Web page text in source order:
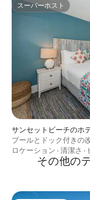
スーパーホスト
スーパーホスト
サンセットビーチのホ
プールとドック付きの
ロケーション · 清潔さ ·
その他の